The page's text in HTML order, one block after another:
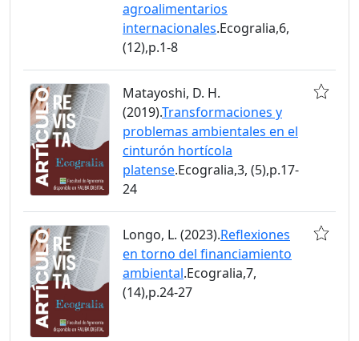
agroalimentarios
internacionales.Ecogralia,6,
(12),p.1-8
Matayoshi, D. H.
(2019).Transformaciones y
problemas ambientales en el
cinturón hortícola
platense.Ecogralia,3, (5),p.17-
24
Longo, L. (2023).Reflexiones
en torno del financiamiento
ambiental.Ecogralia,7,
(14),p.24-27